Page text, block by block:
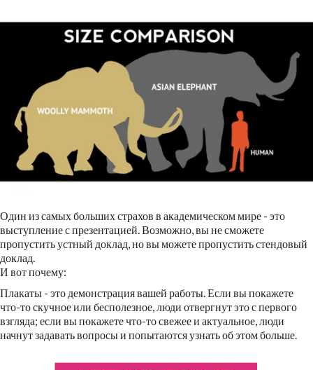
Один из самых больших страхов в академическом мире - это
выступление с презентацией. Возможно, вы не сможете
пропустить устный доклад, но вы можете пропустить стендовый
доклад.
И вот почему:
Плакаты - это демонстрация вашей работы. Если вы покажете
что-то скучное или бесполезное, люди отвергнут это с первого
взгляда; если вы покажете что-то свежее и актуальное, люди
начнут задавать вопросы и попытаются узнать об этом больше.